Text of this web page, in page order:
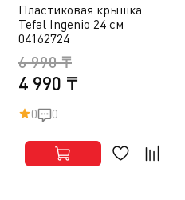
Пластиковая крышка
Tefal Ingenio 24 см
04162724
4 990 ₸
6 990 ₸
0 0